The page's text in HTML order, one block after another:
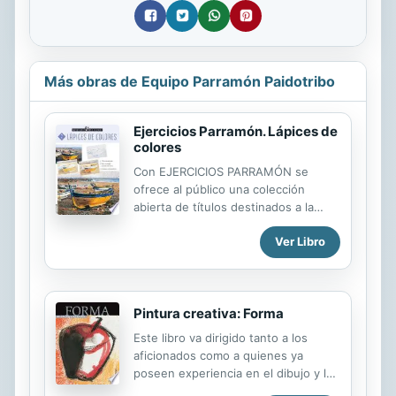
Más obras de Equipo Parramón Paidotribo
Ejercicios Parramón. Lápices de
colores
Con EJERCICIOS PARRAMÓN se
ofrece al público una colección
abierta de títulos destinados a la
práctica del dibujo y la pintura. Cada
volumen se dedica a un tema
(paisaje, bodegón, figura, etc.) o a
etc.), y presenta un conjunto de
ejercicios variados, desarrollados por
diferentes profesores. La foto del
modelo para pintar, una introducción
a cada ejercicio, un cuadro de los
distintos materiales que se necesitan
Ver Libro
Pintura creativa: Forma
Este libro va dirigido tanto a los
aficionados como a quienes ya
poseen experiencia en el dibujo y la